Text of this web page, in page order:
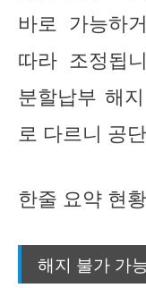
바로 가능하
따라 조정됩
분할납부 해
로 다르니 공
한줄 요약 현
해지 불가 가